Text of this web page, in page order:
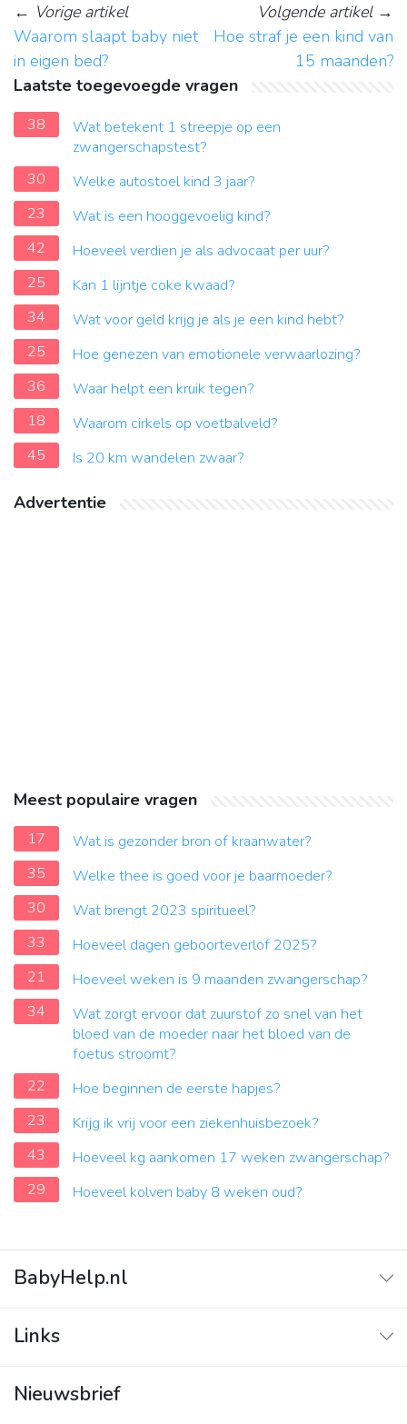
← Vorige artikel
Waarom slaapt baby niet
in eigen bed?
Volgende artikel→
Hoe straf je een kind van
15 maanden?
Laatste toegevoegde vragen
38
Wat betekent 1 streepje op een
zwangerschapstest?
30
Welke autostoel kind 3 jaar?
23
Wat is een hooggevoelig kind?
42
Hoeveel verdien je als advocaat per uur?
25
Kan 1 lijntje coke kwaad?
34
Wat voor geld krijg je als je een kind hebt?
25
Hoe genezen van emotionele verwaarlozing?
36
Waar helpt een kruik tegen?
18
Waarom cirkels op voetbalveld?
45
Is 20 km wandelen zwaar?
Advertentie
Meest populaire vragen
17
Wat is gezonder bron of kraanwater?
35
Welke thee is goed voor je baarmoeder?
30
Wat brengt 2023 spiritueel?
33
Hoeveel dagen geboorteverlof 2025?
21
Hoeveel weken is 9 maanden zwangerschap?
34
Wat zorgt ervoor dat zuurstof zo snel van het
bloed van de moeder naar het bloed van de
foetus stroomt?
22
Hoe beginnen de eerste hapjes?
23
Krijg ik vrij voor een ziekenhuisbezoek?
43
Hoeveel kg aankomen 17 weken zwangerschap?
29
Hoeveel kolven baby 8 weken oud?
BabyHelp.nl
Vraag & Antwoord
Links
Contact
Nieuwsbrief